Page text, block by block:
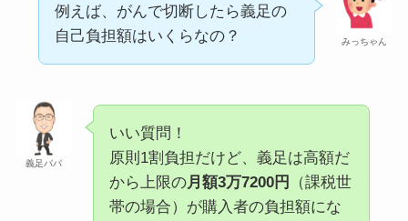
みっちゃん
例えば、がんで切断したら義足の
自己負担額はいくらなの？
義足パパ
いい質問！
原則1割負担だけど、義足は高額だ
から上限の月額3万7200円
（課税世
帯の場合）が購入者の負担額にな